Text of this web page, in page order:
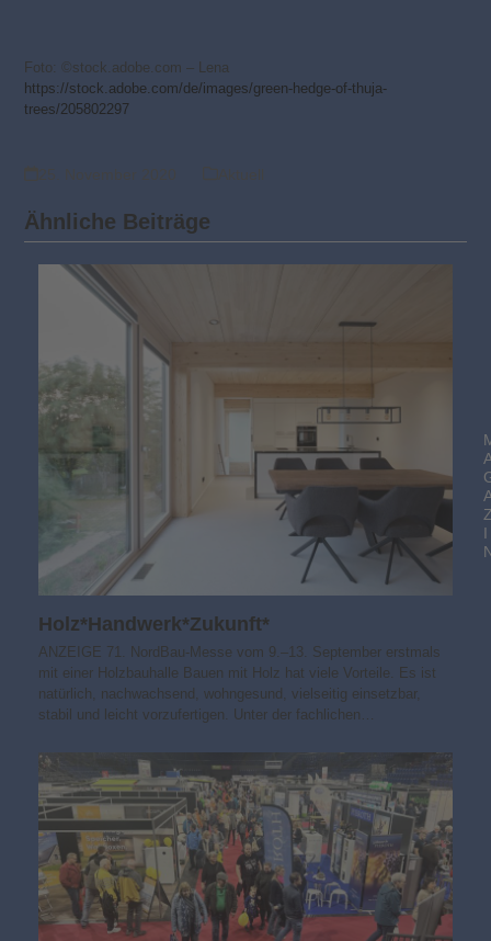
Foto: ©stock.adobe.com – Lena
https://stock.adobe.com/de/images/green-hedge-of-thuja-
trees/205802297
Ähnliche Beiträge
Holz*Handwerk*Zukunft*
ANZEIGE 71. NordBau-Messe vom 9.–13. September erstmals
mit einer Holzbauhalle Bauen mit Holz hat viele Vorteile. Es ist
natürlich, nachwachsend, wohngesund, vielseitig einsetzbar,
stabil und leicht vorzufertigen. Unter der fachlichen…
I